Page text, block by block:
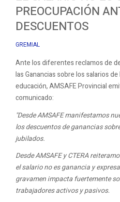
PREOCUPACIÓN
DESCUENTOS
GREMIAL
Ante los diferentes reclamos de
las Ganancias sobre los salarios
educación, AMSAFE Provincial
comunicado:
"Desde AMSAFE manifestamos
los descuentos de ganancias
jubilados.
Desde AMSAFE y CTERA
el salario no es ganancia y
gravamen impacta fuertemente
trabajadores activos y pasivos.